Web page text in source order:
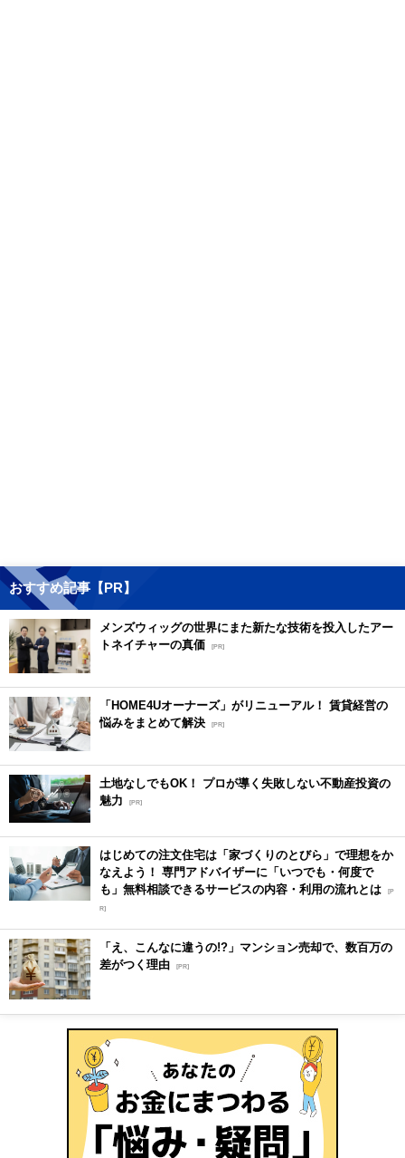
おすすめ記事【PR】
メンズウィッグの世界にまた新たな技術を投入したアー
トネイチャーの真価 [PR]
「HOME4Uオーナーズ」がリニューアル！ 賃貸経営の
悩みをまとめて解決 [PR]
土地なしでもOK！ プロが導く失敗しない不動産投資の
魅力
[PR]
はじめての注文住宅は「家づくりのとびら」で理想をか
なえよう！ 専門アドバイザーに「いつでも・何度で
も」無料相談できるサービスの内容・利用の流れとは [P
R]
「え、こんなに違うの!?」マンション売却で、数百万の
差がつく理由 [PR]